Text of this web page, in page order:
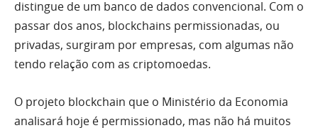
distingue de um banco de dados convencional. Com o
passar dos anos, blockchains permissionadas, ou
privadas, surgiram por empresas, com algumas não
tendo relação com as criptomoedas.
O projeto blockchain que o Ministério da Economia
analisará hoje é permissionado, mas não há muitos